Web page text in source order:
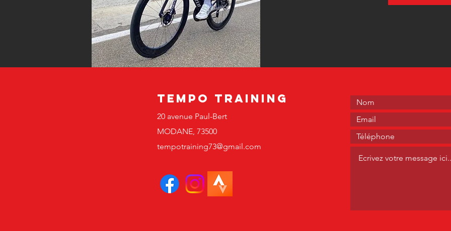
Tempo training
20 avenue Paul-Bert
MODANE, 73500
tempotraining73@gmail.com